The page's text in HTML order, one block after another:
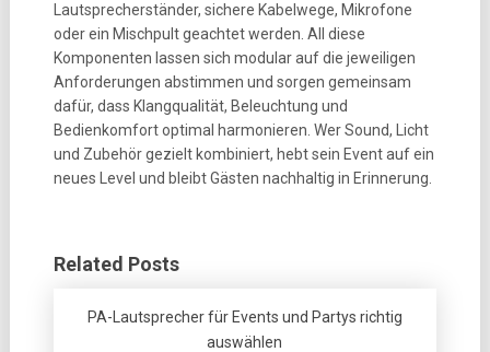
Lautsprecherständer, sichere Kabelwege, Mikrofone
oder ein Mischpult geachtet werden. All diese
Komponenten lassen sich modular auf die jeweiligen
Anforderungen abstimmen und sorgen gemeinsam
dafür, dass Klangqualität, Beleuchtung und
Bedienkomfort optimal harmonieren. Wer Sound, Licht
und Zubehör gezielt kombiniert, hebt sein Event auf ein
neues Level und bleibt Gästen nachhaltig in Erinnerung.
Related Posts
PA-Lautsprecher für Events und Partys richtig
auswählen